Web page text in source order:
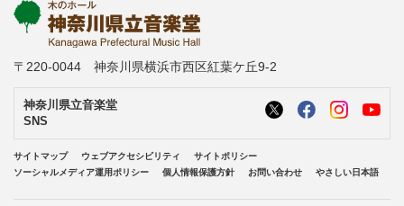
〒220-0044 神奈川県横浜市西区紅葉ケ丘9-2
神奈川県立音楽堂
SNS
サイトマップ ウェブアクセシビリティ
サイトポリシー
ソーシャルメディア運用ポリシー
個人情報保護方針 お問い合わせ やさしい日本語